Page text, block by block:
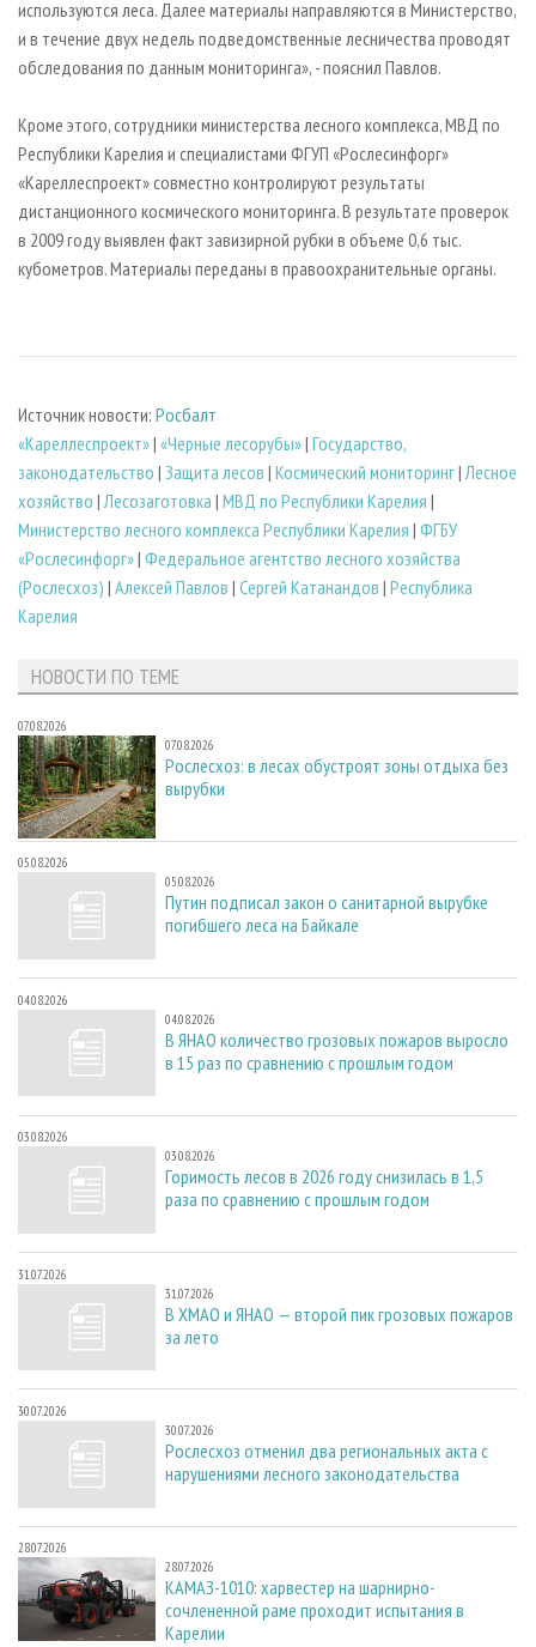
используются леса. Далее материалы направляются в Министерство,
и в течение двух недель подведомственные лесничества проводят
обследования по данным мониторинга», - пояснил Павлов.
Кроме этого, сотрудники министерства лесного комплекса, МВД по
Республики Карелия и специалистами ФГУП «Рослесинфорг»
«Кареллеспроект» совместно контролируют результаты
дистанционного космического мониторинга. В результате проверок
в 2009 году выявлен факт завизирной рубки в объеме 0,6 тыс.
кубометров. Материалы переданы в правоохранительные органы.
Источник новости: Росбалт
«Кареллеспроект»| «Черные лесорубы»| Государство,
законодательство | Защита лесов | Космический мониторинг|Лесное
хозяйство |Лесозаготовка | МВД по Республики Карелия |
Министерство лесного комплекса Республики Карелия | ФГБУ
«Рослесинфорг»| Федеральное агентство лесного хозяйства
(Рослесхоз) | Алексей Павлов | Сергей Катанандов | Республика
Карелия
НОВОСТИ ПО ТЕМЕ
07.08.2026
07.08.2026
Рослесхоз: в лесах обустроят зоны отдыха без
вырубки
05.08.2026
05.08.2026
Путин подписал закон о санитарной вырубке
погибшего леса на Байкале
04.08.2026
04.08.2026
В ЯНАО количество грозовых пожаров выросло
в 15 раз по сравнению с прошлым годом
03.08.2026
03.08.2026
Горимость лесов в 2026 году снизилась в 1,5
раза по сравнению с прошлым годом
31.07.2026
31.07.2026
В ХМАО и ЯНАО — второй пик грозовых пожаров
за лето
30.07.2026
30.07.2026
Рослесхоз отменил два региональных акта с
нарушениями лесного законодательства
28.07.2026
28.07.2026
КАМАЗ-1010: харвестер на шарнирно-
сочлененной раме проходит испытания в
Карелии